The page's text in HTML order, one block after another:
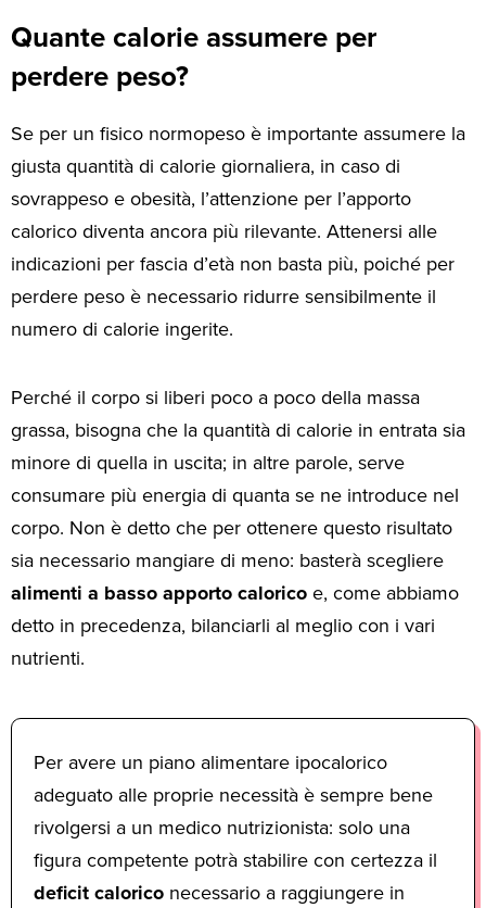
Quante calorie assumere per
perdere peso?
Se per un fisico normopeso è importante assumere la
giusta quantità di calorie giornaliera, in caso di
sovrappeso e obesità, l’attenzione per l’apporto
calorico diventa ancora più rilevante. Attenersi alle
indicazioni per fascia d’età non basta più, poiché per
perdere peso è necessario ridurre sensibilmente il
numero di calorie ingerite.
Perché il corpo si liberi poco a poco della massa
grassa, bisogna che la quantità di calorie in entrata sia
minore di quella in uscita; in altre parole, serve
consumare più energia di quanta se ne introduce nel
corpo. Non è detto che per ottenere questo risultato
sia necessario mangiare di meno: basterà scegliere
alimenti a basso apporto caloricoe, come abbiamo
detto in precedenza, bilanciarli al meglio con i vari
nutrienti.
Per avere un piano alimentare ipocalorico
adeguato alle proprie necessità è sempre bene
rivolgersi a un medico nutrizionista: solo una
figura competente potrà stabilire con certezza il
deficit calorico necessario a raggiungere in